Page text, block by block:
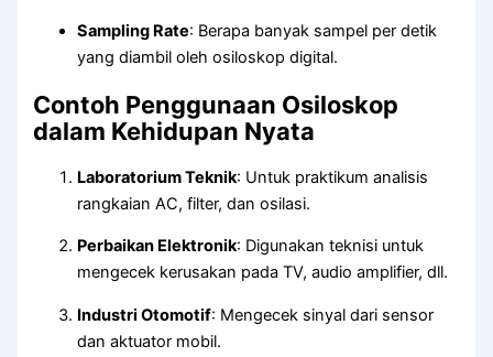
Sampling Rate: Berapa banyak sampel per detik
yang diambil oleh osiloskop digital.
Contoh Penggunaan Osiloskop
dalam Kehidupan Nyata
Laboratorium Teknik: Untuk praktikum analisis
rangkaian AC, filter, dan osilasi.
Perbaikan Elektronik: Digunakan teknisi untuk
mengecek kerusakan pada TV, audio amplifier, dll.
Industri Otomotif: Mengecek sinyal dari sensor
dan aktuator mobil.